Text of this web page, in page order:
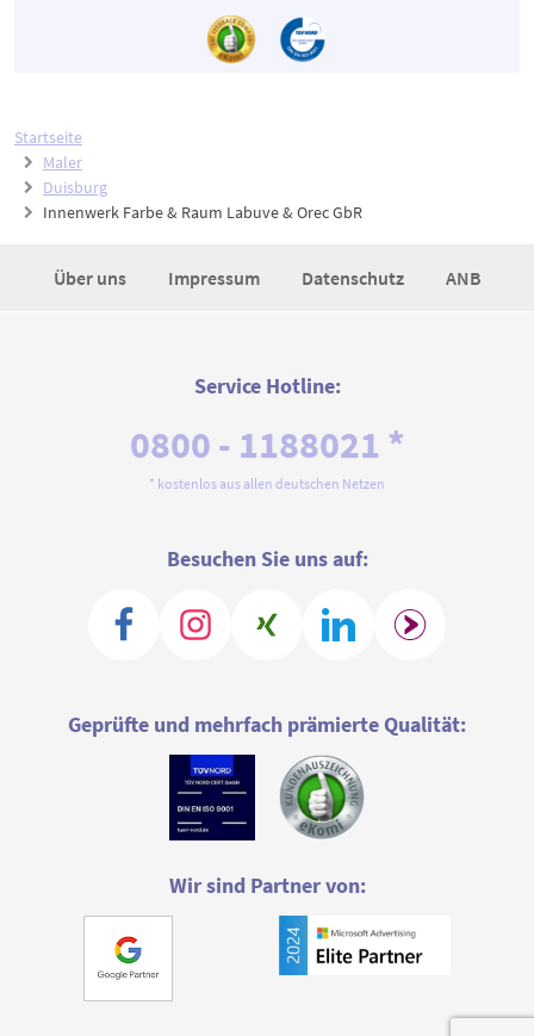
Startseite
Maler
Duisburg
Innenwerk Farbe & Raum Labuve & Orec GbR
Über uns Impressum Datenschutz ANB
Service Hotline:
0800 - 1188021 *
* kostenlos aus allen deutschen Netzen
Besuchen Sie uns auf:
Geprüfte und mehrfach prämierte Qualität:
Wir sind Partner von: